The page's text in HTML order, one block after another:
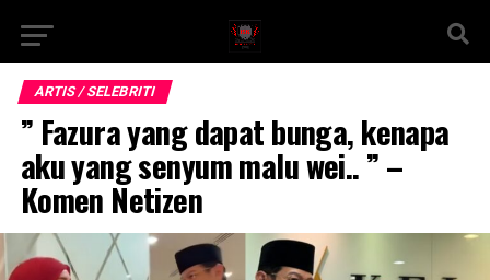
ARTIS / SELEBRITI
” Fazura yang dapat bunga, kenapa
aku yang senyum malu wei.. ” –
Komen Netizen